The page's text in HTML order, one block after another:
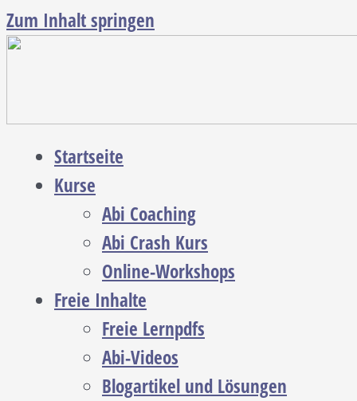
Zum Inhalt springen
Startseite
Kurse
Abi Coaching
Abi Crash Kurs
Online-Workshops
Freie Inhalte
Freie Lernpdfs
Abi-Videos
Blogartikel und Lösungen